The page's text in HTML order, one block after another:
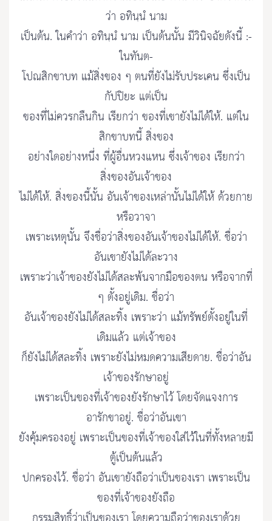
ว่า อทินฺนํ นาม
เป็นต้น. ในคำว่า อทินฺนํ นาม เป็นต้นนั้น มีวินิจฉัยดังนี้ :-
ในทันต-
โปณสิกขาบท แม้สิ่งของ ๆ ตนที่ยังไม่รับประเคน ซึ่งเป็น
กัปปิยะ แต่เป็น
ของที่ไม่ควรกลืนกิน เรียกว่า ของที่เขายังไม่ได้ให้. แต่ใน
สิกขาบทนี้ สิ่งของ
อย่างใดอย่างหนึ่ง ที่ผู้อื่นหวงแหน ซึ่งเจ้าของ เรียกว่า
สิ่งของอันเจ้าของ
ไม่ได้ให้. สิ่งของนี้นั้น อันเจ้าของเหล่านั้นไม่ได้ให้ ด้วยกาย
หรือวาจา
เพราะเหตุนั้น จึงชื่อว่าสิ่งของอันเจ้าของไม่ได้ให้. ชื่อว่า
อันเขายังไม่ได้ละวาง
เพราะว่าเจ้าของยังไม่ได้สละพ้นจากมือของตน หรือจากที่
ๆ ตั้งอยู่เดิม. ชื่อว่า
อันเจ้าของยังไม่ได้สละทิ้ง เพราะว่า แม้ทรัพย์ตั้งอยู่ในที่
เดิมแล้ว แต่เจ้าของ
ก็ยังไม่ได้สละทิ้ง เพราะยังไม่หมดความเสียดาย. ชื่อว่าอัน
เจ้าของรักษาอยู่
เพราะเป็นของที่เจ้าของยังรักษาไว้ โดยจัดแจงการ
อารักขาอยู่. ชื่อว่าอันเขา
ยังคุ้มครองอยู่ เพราะเป็นของที่เจ้าของใส่ไว้ในที่ทั้งหลายมี
ตู้เป็นต้นแล้ว
ปกครองไว้. ชื่อว่า อันเขายังถือว่าเป็นของเรา เพราะเป็น
ของที่เจ้าของยังถือ